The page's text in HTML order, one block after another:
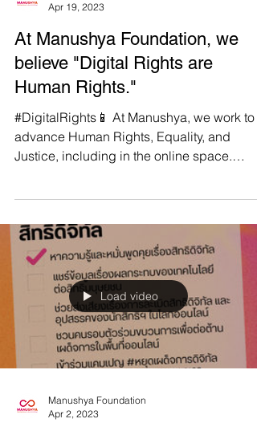
Apr 19, 2023
At Manushya Foundation, we
believe "Digital Rights are
Human Rights."
#DigitalRights📱 At Manushya, we work to
advance Human Rights, Equality, and
Justice, including in the online space.
Load video
Manushya Foundation
Apr 2, 2023